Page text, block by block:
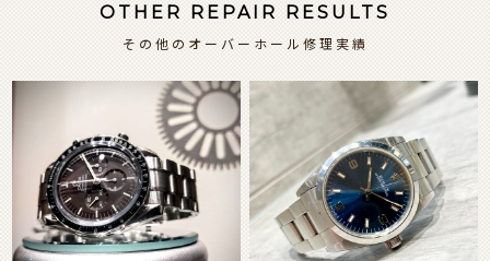
OTHER REPAIR RESULTS
その他のオーバーホール修理実績